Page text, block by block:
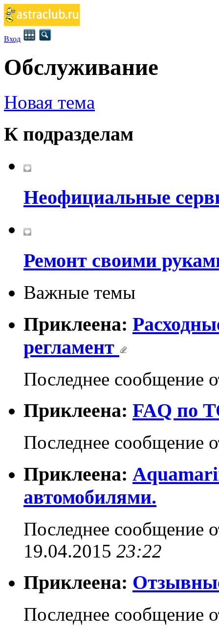
Вход
Обслуживание
Новая тема
К подразделам
Неофициальные
Ремонт своими
Важные темы
Приклеена:
регламент
Последнее сообщение
Приклеена: FAQ по
Последнее сообщение
Приклеена:
автомобилями.
Последнее сообщение
19.04.2015 23:22
Приклеена:
Последнее сообщение